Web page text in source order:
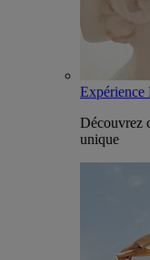
Expérience
Découvrez
unique